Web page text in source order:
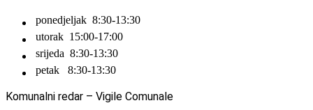
ponedjeljak 8:30-13:30
utorak 15:00-17:00
srijeda 8:30-13:30
petak
8:30-13:30
Komunalni redar – Vigile Comunale